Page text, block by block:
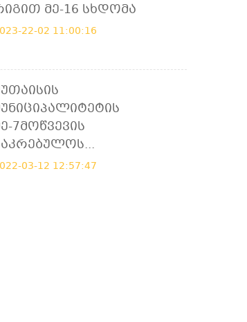
Მე-16 Სხდომა
22-02 11:00:16
7მოწვევის
03-12 12:57:47